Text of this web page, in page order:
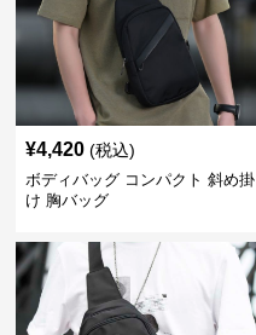
¥4,420 (税込)
ボディバッグ コンパクト 斜め掛
け 胸バッグ